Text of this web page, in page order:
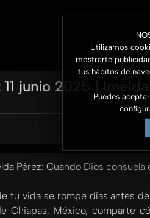
Utilizamos
mostrarte
tus hábitos de
Puedes
junio 2025 |
Pérez: Cuando Dios
tu vida se rompe días antes
Chiapas, México, comparte